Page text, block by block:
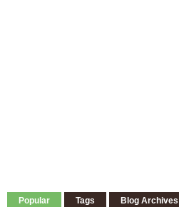
Popular Tags Blog Archives